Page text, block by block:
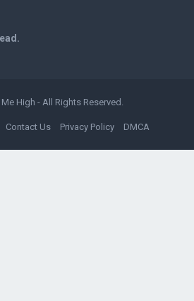
Me High - All Rights Reserved.
Contact Us Privacy Policy DMCA